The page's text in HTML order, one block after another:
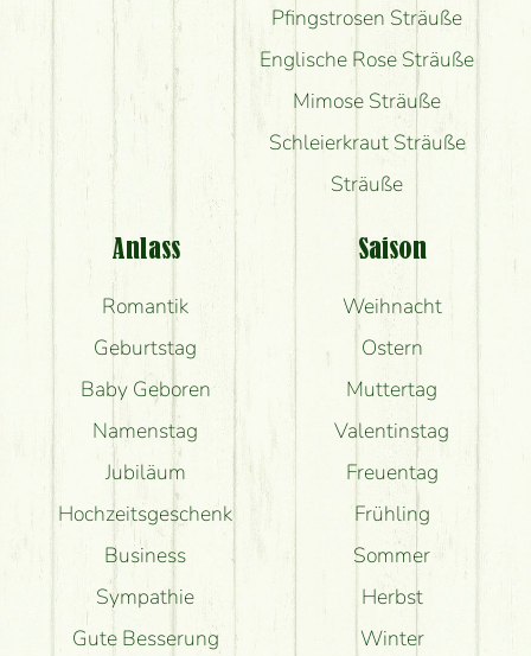
Pfingstrosen Sträuße
Englische Rose Sträuße
Mimose Sträuße
Schleierkraut Sträuße
Sträuße
Anlass
Romantik
Geburtstag
Baby Geboren
Namenstag
Jubiläum
Hochzeitsgeschenk
Business
Sympathie
Gute Besserung
Saison
Weihnacht
Ostern
Muttertag
Valentinstag
Freuentag
Frühling
Sommer
Herbst
Winter